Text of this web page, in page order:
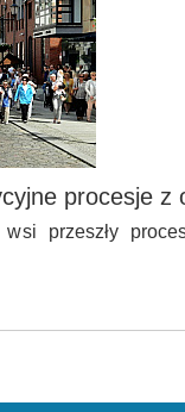
procesje z
przeszły